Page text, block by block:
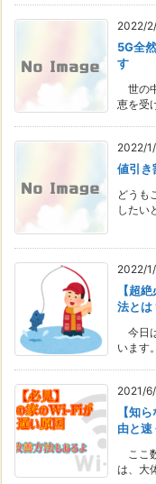
2022/
5G全
す
世の
恵を受
2022/
値引き
どうも
したい
2022/
【超
法とは
今日
います
2021/
【知
由と速
ここ
は、大